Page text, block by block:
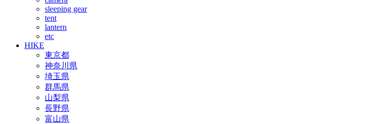
sleeping gear
tent
lantern
etc
HIKE
東京都
神奈川県
埼玉県
群馬県
山梨県
長野県
富山県